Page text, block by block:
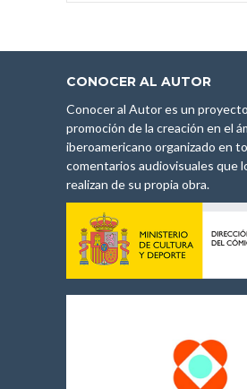
CONOCER AL AUTOR
Conocer al Autor es un
promoción de la creación en el
iberoamericano organizado en
comentarios audiovisuales que
realizan de su propia obra.